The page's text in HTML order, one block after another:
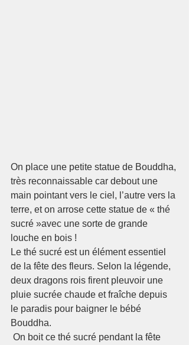
On place une petite statue de Bouddha,
très reconnaissable car debout une
main pointant vers le ciel, l’autre vers la
terre, et on arrose cette statue de « thé
sucré »avec une sorte de grande
louche en bois !
Le thé sucré est un élément essentiel
de la fête des fleurs. Selon la légende,
deux dragons rois firent pleuvoir une
pluie sucrée chaude et fraîche depuis
le paradis pour baigner le bébé
Bouddha.